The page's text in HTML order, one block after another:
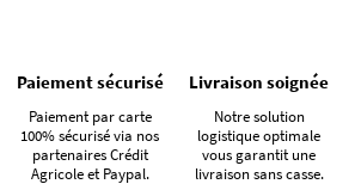
Paiement sécurisé
Paiement par carte
100% sécurisé via nos
partenaires Crédit
Agricole et Paypal.
Livraison soignée
Notre solution
logistique optimale
vous garantit une
livraison sans casse.